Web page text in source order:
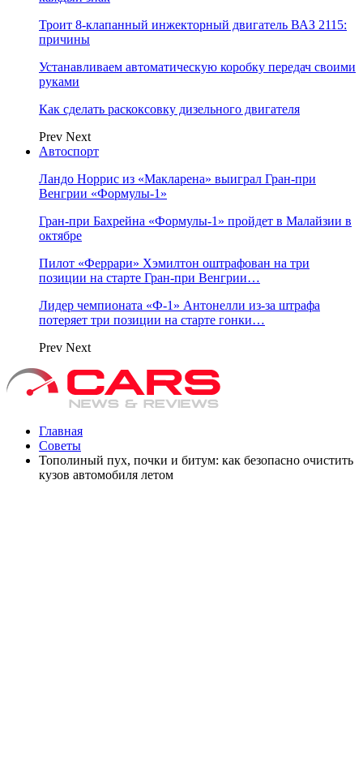
Троит 8-клапанный инжекторный двигатель ВАЗ 2115:
причины
Устанавливаем автоматическую коробку передач своими
руками
Как сделать раскоксовку дизельного двигателя
Prev Next
Автоспорт
Ландо Норрис из «Макларена» выиграл Гран‑при
Венгрии «Формулы‑1»
Гран‑при Бахрейна «Формулы‑1» пройдет в Малайзии в
октябре
Пилот «Феррари» Хэмилтон оштрафован на три
позиции на старте Гран‑при Венгрии…
Лидер чемпионата «Ф‑1» Антонелли из‑за штрафа
потеряет три позиции на старте гонки…
Prev Next
Главная
Советы
Тополиный пух, почки и битум: как безопасно очистить
кузов автомобиля летом